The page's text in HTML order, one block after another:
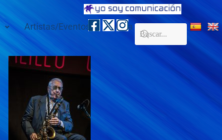
Artistas/Eventos Galería Contacto